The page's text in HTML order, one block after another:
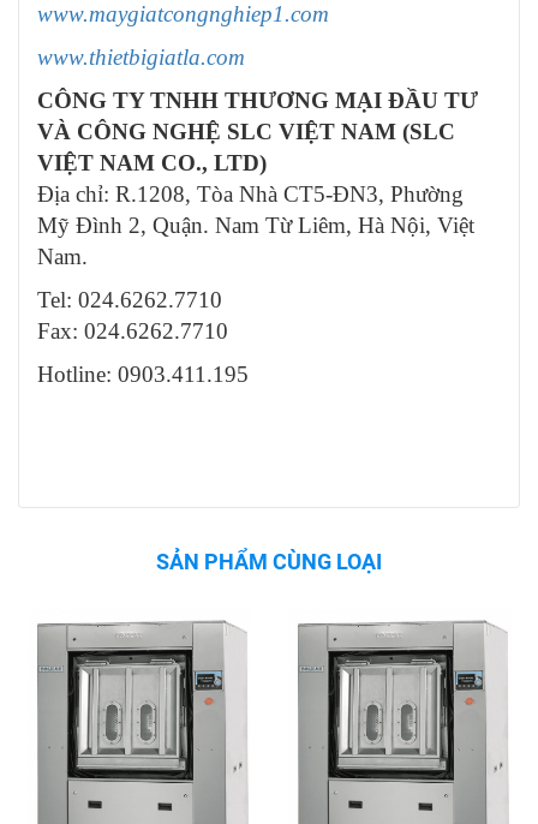
www.maygiatcongnghiep1.com
www.thietbigiatla.com
CÔNG TY TNHH THƯƠNG MẠI ĐẦU TƯ
VÀ CÔNG NGHỆ SLC VIỆT NAM (SLC
VIỆT NAM CO., LTD)
Địa chỉ: R.1208, Tòa Nhà CT5-ĐN3, Phường
Mỹ Đình 2, Quận. Nam Từ Liêm, Hà Nội, Việt
Nam.
Tel: 024.6262.7710
Fax: 024.6262.7710
Hotline: 0903.411.195
SẢN PHẨM CÙNG LOẠI